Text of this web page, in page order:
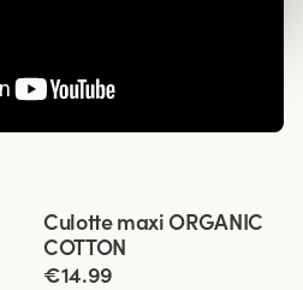
4 pour 3
Culotte maxi ORGANIC
COTTON
€14.99